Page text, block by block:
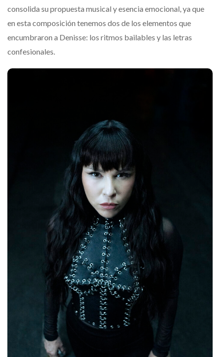
consolida su propuesta musical y esencia emocional, ya que
en esta composición tenemos dos de los elementos que
encumbraron a Denisse: los ritmos bailables y las letras
confesionales.